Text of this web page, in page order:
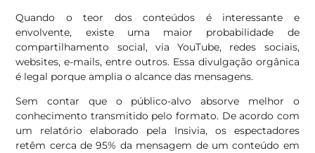
Quando o teor dos conteúdos é interessante e
envolvente, existe uma maior probabilidade de
compartilhamento social, via YouTube, redes sociais,
websites, e-mails, entre outros. Essa divulgação orgânica
é legal porque amplia o alcance das mensagens.
Sem contar que o público-alvo absorve melhor o
conhecimento transmitido pelo formato. De acordo com
um relatório elaborado pela Insivia, os espectadores
retêm cerca de 95% da mensagem de um conteúdo em